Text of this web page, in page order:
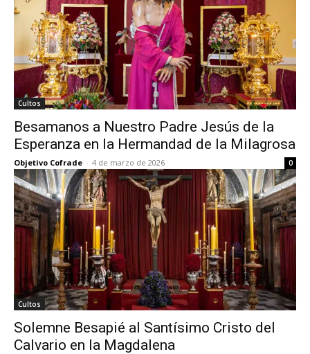
Cultos
Besamanos a Nuestro Padre Jesús de la
Esperanza en la Hermandad de la Milagrosa
Objetivo Cofrade - 4 de marzo de 2026 0
Cultos
Solemne Besapié al Santísimo Cristo del
Calvario en la Magdalena